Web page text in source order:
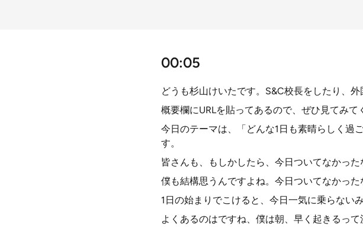
00:05
どうも杉山けいたです。S&C校長をしたり、
概要欄にURLを貼ってあるので、ぜひ見てみて
今日のテーマは、「どんな1日も素晴らしく過
す。
皆さんも、もしかしたら、今日ついてなかった
僕も結構思うんですよね。今日ついてなかった
1日の始まりでこけると、今日一気に乗らないみ
よくあるのはですね、僕は朝、早く起きるっ